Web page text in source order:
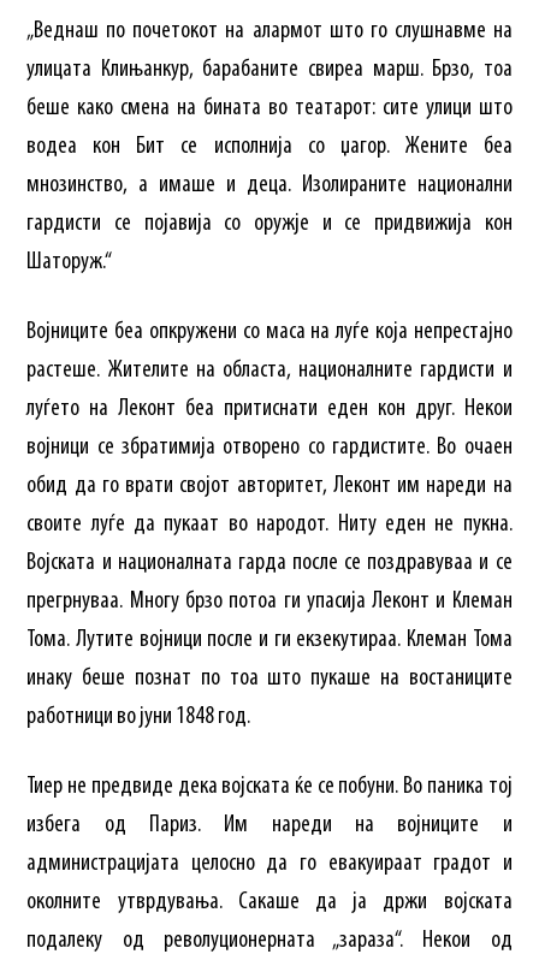
„Веднаш по почетокот на алармот што го слушнавме на
улицата Клињанкур, барабаните свиреа марш. Брзо, тоа
беше како смена на бината во театарот: сите улици што
водеа кон Бит се исполнија со џагор. Жените беа
мнозинство, а имаше и деца. Изолираните национални
гардисти се појавија со оружје и се придвижија кон
Шаторуж.“
Војниците беа опкружени со маса на луѓе која непрестајно
растеше. Жителите на областа, националните гардисти и
луѓето на Леконт беа притиснати еден кон друг. Некои
војници се збратимија отворено со гардистите. Во очаен
обид да го врати својот авторитет, Леконт им нареди на
своите луѓе да пукаат во народот. Ниту еден не пукна.
Војската и националната гарда после се поздравуваа и се
прегрнуваа. Многу брзо потоа ги упасија Леконт и Клеман
Тома. Лутите војници после и ги екзекутираа. Клеман Тома
инаку беше познат по тоа што пукаше на востаниците
работници во јуни 1848 год.
Тиер не предвиде дека војската ќе се побуни. Во паника тој
избега од Париз. Им нареди на војниците и
администрацијата целосно да го евакуираат градот и
околните утврдувања. Сакаше да ја држи војската
подалеку од револуционерната „зараза“. Некои од